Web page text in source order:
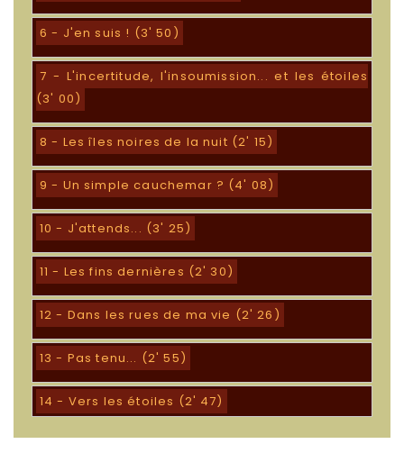
6 - J'en suis ! (3' 50)
7 - L'incertitude, l'insoumission... et les étoiles
(3' 00)
8 - Les îles noires de la nuit (2' 15)
9 - Un simple cauchemar ? (4' 08)
10 - J'attends... (3' 25)
11 - Les fins dernières (2' 30)
12 - Dans les rues de ma vie (2' 26)
13 - Pas tenu... (2' 55)
14 - Vers les étoiles (2' 47)